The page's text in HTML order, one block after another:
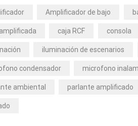
Amplificador de bajo
caja RCF consola
iluminación de escenarios
condensador microfono
ambiental parlante amplificado